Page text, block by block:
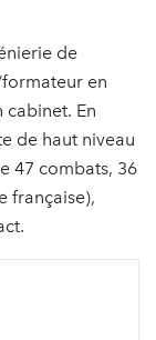
de
en
En
de haut niveau
47 combats, 36
française),